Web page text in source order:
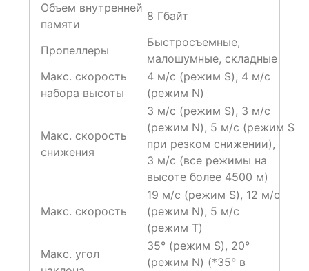
Объем внутренней
памяти
8 Гбайт
Пропеллеры
Быстросъемные,
малошумные, складные
Макс. скорость
набора высоты
4 м/с (режим S), 4 м/с
(режим N)
Макс. скорость
снижения
3 м/с (режим S), 3 м/с
(режим N), 5 м/с (режим S
при резком снижении),
3 м/с (все режимы на
высоте более 4500 м)
Макс. скорость
19 м/с (режим S), 12 м/с
(режим N), 5 м/с
(режим T)
Макс. угол
35° (режим S), 20°
(режим N) (*35° в